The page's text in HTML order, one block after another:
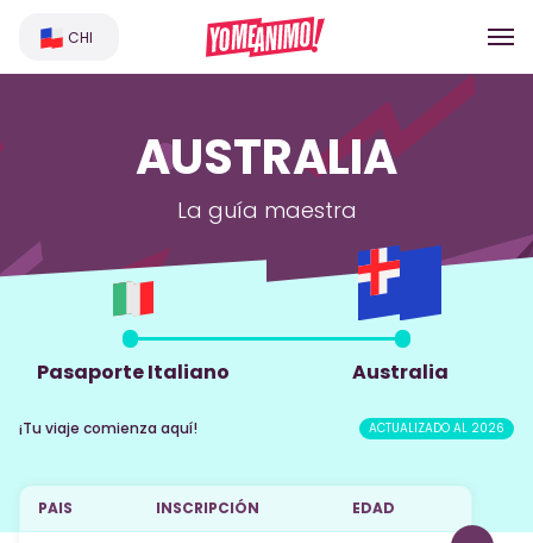
CHI
AUSTRALIA
La guía maestra
Pasaporte Italiano Australia
¡Tu viaje comienza aquí! ACTUALIZADO AL 2026
PAIS INSCRIPCIÓN EDAD